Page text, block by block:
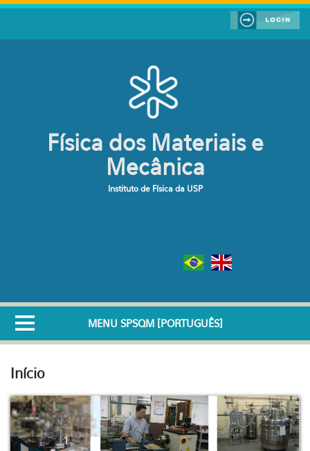
Pular para o conteúdo principal
Física dos Materiais e
Mecânica
Instituto de Física da USP
MENU SPSQM [PORTUGUÊS]
Início